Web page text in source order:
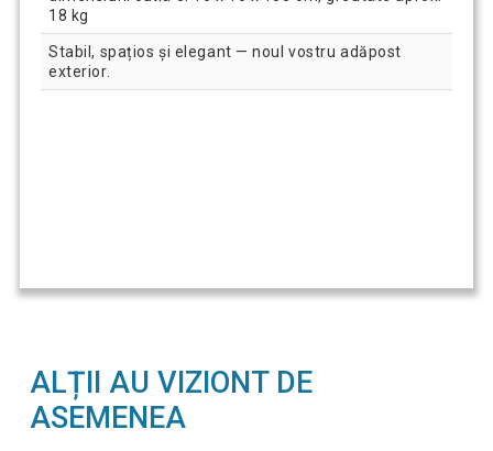
18 kg
Stabil, spațios și elegant — noul vostru adăpost
exterior.
ALȚII AU VIZIONT DE
ASEMENEA